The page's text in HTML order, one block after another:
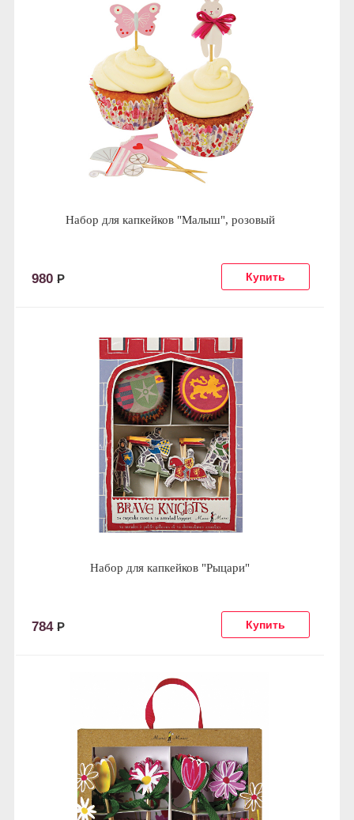
Набор для капкейков "Малыш", розовый
980 Р
Набор для капкейков "Рыцари"
784 Р